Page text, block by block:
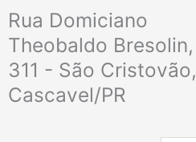
para
conteúdo
Rua Domiciano
Theobaldo Bresolin,
311 - São Cristovão,
Cascavel/PR